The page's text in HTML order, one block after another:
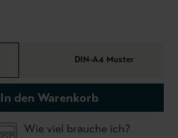
DIN-A4 Muster
In den Warenkorb
Wie viel brauche ich?